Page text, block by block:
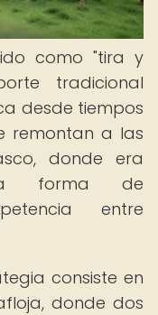
como "tira y
tradicional
desde tiempos
remontan a las
donde era
forma de
entre
consiste en
donde dos